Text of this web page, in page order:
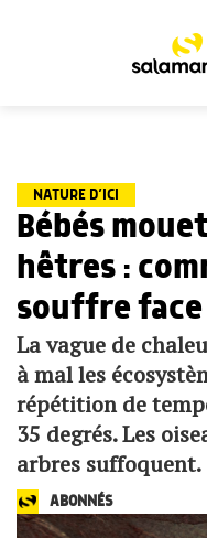
NATURE D’ICI
Bébés
hêtres :
souffre
La vague de
à mal les
répétition de
35 degrés. Les
arbres suffoquent.
ABONNÉS